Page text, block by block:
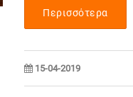
Περισσότερα
15-04-2019